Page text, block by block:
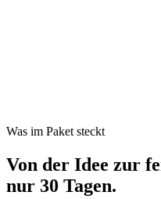
Was im Paket steckt
Von der Idee zur
nur 30 Tagen.